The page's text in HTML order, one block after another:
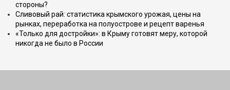
стороны?
Сливовый рай: статистика крымского урожая, цены на
рынках, переработка на полуострове и рецепт варенья
«Только для достройки»: в Крыму готовят меру, которой
никогда не было в России